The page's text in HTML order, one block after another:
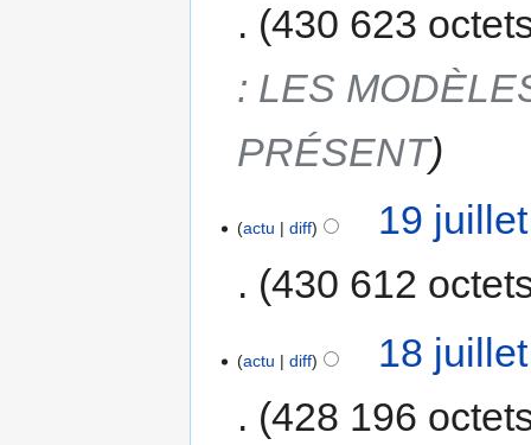
430 623
: LES
PRÉSENT
actu diff
19
430 612
actu diff
18
428 196